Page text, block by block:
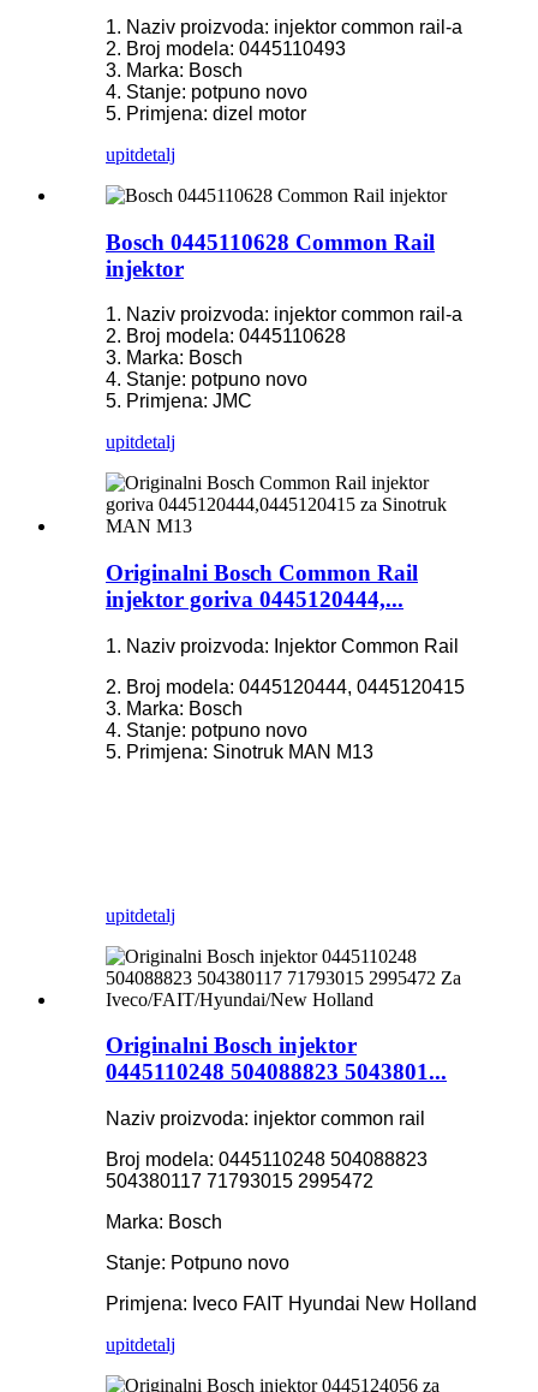
1. Naziv proizvoda: injektor common rail-a
2. Broj modela: 0445110493
3. Marka: Bosch
4. Stanje: potpuno novo
5. Primjena: dizel motor
upitdetalj
Bosch 0445110628 Common Rail
injektor
1. Naziv proizvoda: injektor common rail-a
2. Broj modela: 0445110628
3. Marka: Bosch
4. Stanje: potpuno novo
5. Primjena: JMC
upitdetalj
Originalni Bosch Common Rail
injektor goriva 0445120444,...
1. Naziv proizvoda: Injektor Common Rail
2. Broj modela: 0445120444, 0445120415
3. Marka: Bosch
4. Stanje: potpuno novo
5. Primjena: Sinotruk MAN M13
upitdetalj
Originalni Bosch injektor
0445110248 504088823 5043801...
Naziv proizvoda: injektor common rail
Broj modela: 0445110248 504088823
504380117 71793015 2995472
Marka: Bosch
Stanje: Potpuno novo
Primjena: Iveco FAIT Hyundai New Holland
upitdetalj